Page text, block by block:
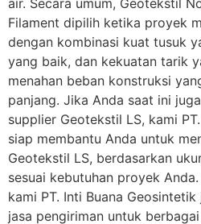
air. Secara umum, Geotekstil
Filament dipilih ketika proyek
dengan kombinasi kuat tusuk
yang baik, dan kekuatan tarik
menahan beban konstruksi
panjang. Jika Anda saat ini
supplier Geotekstil LS, kami
siap membantu Anda untuk
Geotekstil LS, berdasarkan
sesuai kebutuhan proyek
kami PT. Inti Buana
jasa pengiriman untuk